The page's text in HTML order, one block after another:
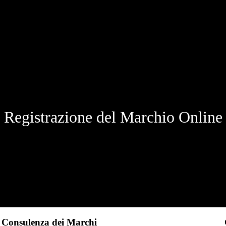
Registrazione del Marchio Online
Consulenza dei Marchi